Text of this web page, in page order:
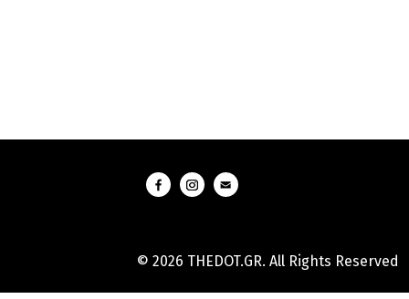
© 2026 THEDOT.GR. All Rights Reserved